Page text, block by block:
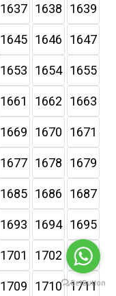
1637 1638 1639
1645 1646 1647
1653 1654 1655
1661 1662 1663
1669 1670 1671
1677 1678 1679
1685 1686 1687
1693 1694 1695
1701 1702 1703
1709 1710 1711